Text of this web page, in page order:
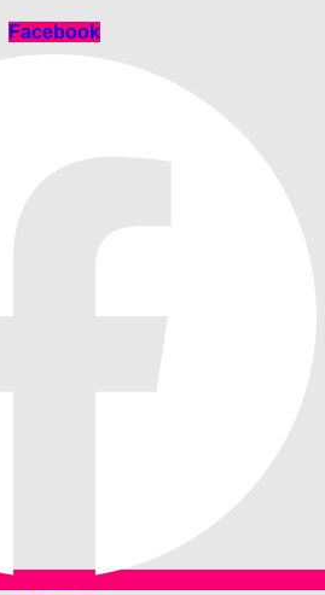
Facebook